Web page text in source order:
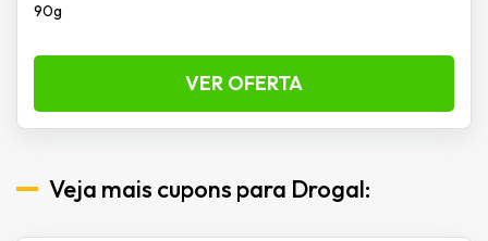
90g
VER OFERTA
Veja mais cupons para Drogal: